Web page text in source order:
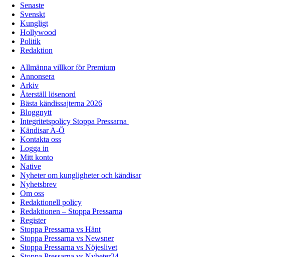
Senaste
Svenskt
Kungligt
Hollywood
Politik
Redaktion
Allmänna villkor för Premium
Annonsera
Arkiv
Återställ lösenord
Bästa kändissajterna 2026
Bloggnytt
Integritetspolicy Stoppa Pressarna
Kändisar A-Ö
Kontakta oss
Logga in
Mitt konto
Native
Nyheter om kungligheter och kändisar
Nyhetsbrev
Om oss
Redaktionell policy
Redaktionen – Stoppa Pressarna
Register
Stoppa Pressarna vs Hänt
Stoppa Pressarna vs Newsner
Stoppa Pressarna vs Nöjeslivet